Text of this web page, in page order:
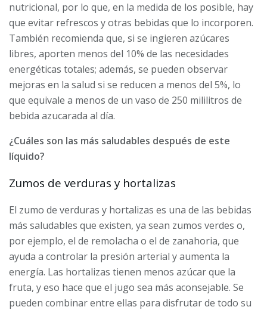
nutricional, por lo que, en la medida de los posible, hay
que evitar refrescos y otras bebidas que lo incorporen.
También recomienda que, si se ingieren azúcares
libres, aporten menos del 10% de las necesidades
energéticas totales; además, se pueden observar
mejoras en la salud si se reducen a menos del 5%, lo
que equivale a menos de un vaso de 250 mililitros de
bebida azucarada al día.
¿Cuáles son las más saludables después de este
líquido?
Zumos de verduras y hortalizas
El zumo de verduras y hortalizas es una de las bebidas
más saludables que existen, ya sean zumos verdes o,
por ejemplo, el de remolacha o el de zanahoria, que
ayuda a controlar la presión arterial y aumenta la
energía. Las hortalizas tienen menos azúcar que la
fruta, y eso hace que el jugo sea más aconsejable. Se
pueden combinar entre ellas para disfrutar de todo su